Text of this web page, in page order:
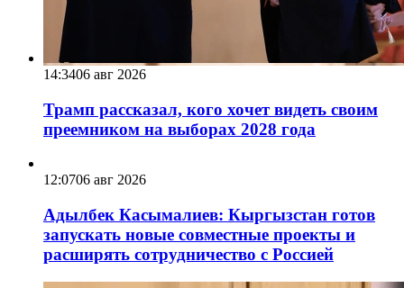
14:3406 авг 2026
Трамп рассказал, кого хочет видеть своим
преемником на выборах 2028 года
12:0706 авг 2026
Адылбек Касымалиев: Кыргызстан готов
запускать новые совместные проекты и
расширять сотрудничество с Россией